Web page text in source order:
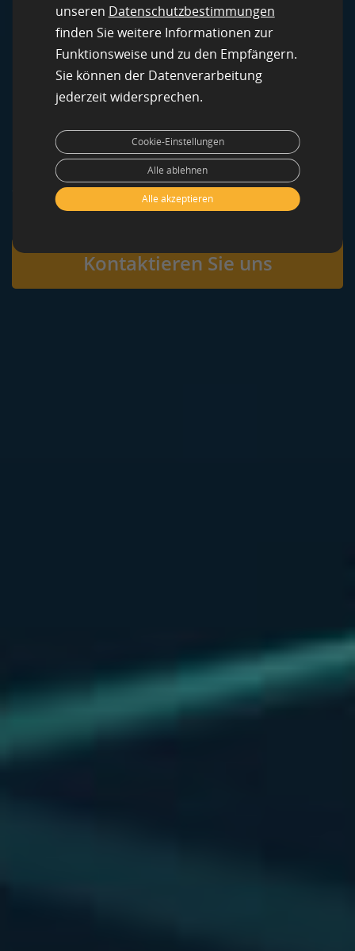
erprobten Plattform und einer globalen
Crowd von über 10 Millionen Clickworkern
liefern wir strukturierte, verlässliche
Ergebnisse. Durch unsere smarten
Crowdsourcing-Lösungen erhalten Sie genau
die Daten, die Sie benötigen – skalierbar,
schnell und flexibel.
Kontaktieren Sie uns
unseren Datenschutzbestimmungen
finden Sie weitere Informationen zur
Funktionsweise und zu den Empfängern.
Sie können der Datenverarbeitung
jederzeit widersprechen.
Alle akzeptieren
Alle ablehnen
Cookie-Einstellungen